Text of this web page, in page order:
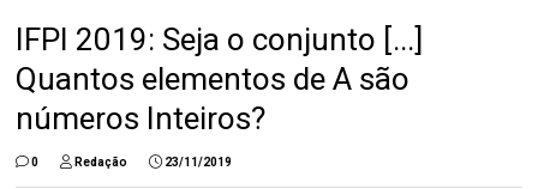
IFPI 2019: Seja o conjunto [...]
Quantos elementos de A são
números Inteiros?
0 Redação 23/11/2019